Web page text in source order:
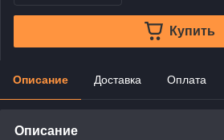
Купить
Описание Доставка Оплата
Описание